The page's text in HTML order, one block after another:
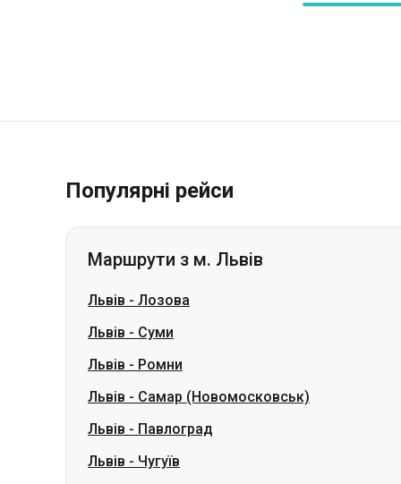
Популярні рейси
Маршрути з м. Львів
Львів - Лозова
Львів - Суми
Львів - Ромни
Львів - Самар (Новомосковськ)
Львів - Павлоград
Львів - Чугуїв